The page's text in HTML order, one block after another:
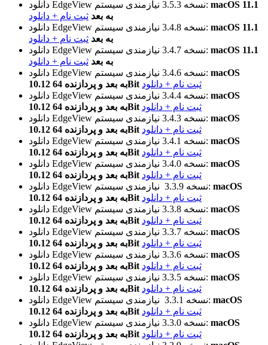
دانلود EdgeView
نسخه 3.5.3نیازمندی سیستم: macOS 11.1
به بعد ثبت نام + دانلود
دانلود EdgeView
نسخه 3.4.8نیازمندی سیستم: macOS 11.1
به بعد ثبت نام + دانلود
دانلود EdgeView
نسخه 3.4.7نیازمندی سیستم: macOS 11.1
به بعد ثبت نام + دانلود
دانلود EdgeView
نسخه 3.4.6نیازمندی سیستم: macOS
10.12 به بعد و پردازنده 64Bit ثبت نام + دانلود
دانلود EdgeView
نسخه 3.4.4نیازمندی سیستم: macOS
10.12 به بعد و پردازنده 64Bit ثبت نام + دانلود
دانلود EdgeView
نسخه 3.4.3نیازمندی سیستم: macOS
10.12 به بعد و پردازنده 64Bit ثبت نام + دانلود
دانلود EdgeView
نسخه 3.4.1نیازمندی سیستم: macOS
10.12 به بعد و پردازنده 64Bit ثبت نام + دانلود
دانلود EdgeView
نسخه 3.4.0نیازمندی سیستم: macOS
10.12 به بعد و پردازنده 64Bit ثبت نام + دانلود
دانلود EdgeView
نسخه 3.3.9نیازمندی سیستم: macOS
10.12 به بعد و پردازنده 64Bit ثبت نام + دانلود
دانلود EdgeView
نسخه 3.3.8نیازمندی سیستم: macOS
10.12 به بعد و پردازنده 64Bit ثبت نام + دانلود
دانلود EdgeView
نسخه 3.3.7نیازمندی سیستم: macOS
10.12 به بعد و پردازنده 64Bit ثبت نام + دانلود
دانلود EdgeView
نسخه 3.3.6نیازمندی سیستم: macOS
10.12 به بعد و پردازنده 64Bit ثبت نام + دانلود
دانلود EdgeView
نسخه 3.3.5نیازمندی سیستم: macOS
10.12 به بعد و پردازنده 64Bit ثبت نام + دانلود
دانلود EdgeView
نسخه 3.3.1نیازمندی سیستم: macOS
10.12 به بعد و پردازنده 64Bit ثبت نام + دانلود
دانلود EdgeView
نسخه 3.3.0نیازمندی سیستم: macOS
10.12 به بعد و پردازنده 64Bit ثبت نام + دانلود